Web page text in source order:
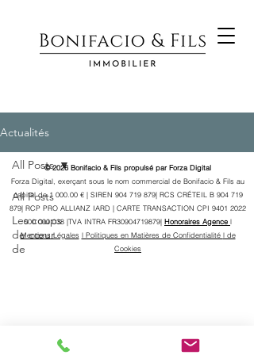
Actualités
All Posts
Les coups
de cœur
de
All Posts© 2026 Bonifacio & Fils propulsé par Forza Digital
Forza Digital, exerçant sous le nom commercial de Bonifacio & Fils au
capital de 1 000.00 € | SIREN 904 719 879| RCS CRÉTEIL B 904 719
879| RCP PRO ALLIANZ IARD | CARTE TRANSACTION CPI 9401 2022
000 000 038 |TVA INTRA FR30904719879| Honoraires Agence l
Mentions Légales l Politiques en Matières de Confidentialité l de
Cookies